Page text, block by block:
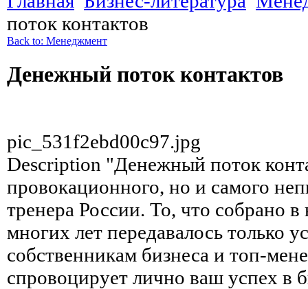
поток контактов
Back to: Менеджмент
Денежный поток контактов
pic_531f2ebd00c97.jpg
Description "Денежный поток
провокационного, но и самого
тренера России. То, что собрано
многих лет передавалось только
собственникам бизнеса и топ-
спровоцирует лично ваш успех в